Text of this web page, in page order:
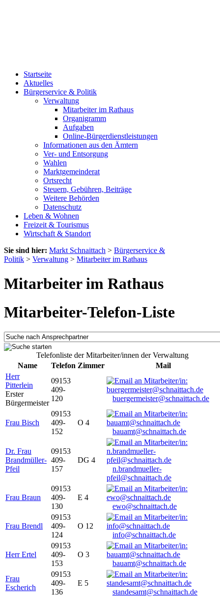
Startseite
Aktuelles
Bürgerservice & Politik
Verwaltung
Mitarbeiter im Rathaus
Organigramm
Aufgaben
Online-Bürgerdienstleistungen
Informationen aus den Ämtern
Ver- und Entsorgung
Wahlen
Marktgemeinderat
Ortsrecht
Steuern, Gebühren, Beiträge
Weitere Behörden
Datenschutz
Leben & Wohnen
Freizeit & Tourismus
Wirtschaft & Standort
Sie sind hier: Markt Schnaittach > Bürgerservice &
Politik > Verwaltung > Mitarbeiter im Rathaus
Mitarbeiter im Rathaus
Mitarbeiter-Telefon-Liste
Telefonliste der Mitarbeiter/innen der Verwaltung
Name
Telefon Zimmer
Mail
Herr
Pitterlein
Erster
Bürgermeister
09153
409-
120
buergermeister@schnaittach.de
Frau Bisch
09153
409-
152
O 4
bauamt@schnaittach.de
Dr. Frau
Brandmüller-
Pfeil
09153
409-
157
DG 4
n.brandmueller-
pfeil@schnaittach.de
Frau Braun
09153
409-
130
E 4
ewo@schnaittach.de
Frau Brendl
09153
409-
124
O 12
info@schnaittach.de
Herr Ertel
09153
409-
153
O 3
bauamt@schnaittach.de
Frau
Escherich
09153
409-
136
E 5
standesamt@schnaittach.de